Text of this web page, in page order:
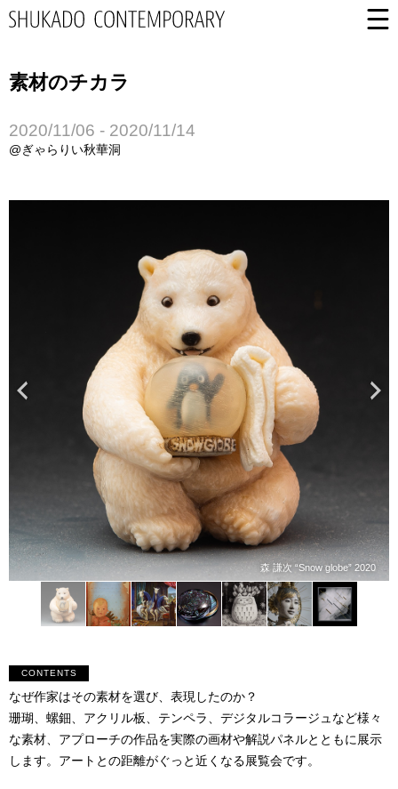
素材のチカラ
2020/11/06 - 2020/11/14
@ぎゃらりい秋華洞
森 謙次 “Snow globe” 2020
CONTENTS
なぜ作家はその素材を選び、表現したのか？
珊瑚、螺鈿、アクリル板、テンペラ、デジタルコラージュなど様々
な素材、アプローチの作品を実際の画材や解説パネルとともに展示
します。アートとの距離がぐっと近くなる展覧会です。